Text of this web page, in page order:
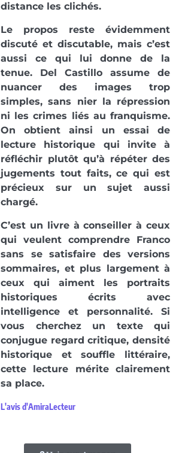
distance les clichés.
Le propos reste évidemment
discuté et discutable, mais c’est
aussi ce qui lui donne de la
tenue. Del Castillo assume de
nuancer des images trop
simples, sans nier la répression
ni les crimes liés au franquisme.
On obtient ainsi un essai de
lecture historique qui invite à
réfléchir plutôt qu’à répéter des
jugements tout faits, ce qui est
précieux sur un sujet aussi
chargé.
C’est un livre à conseiller à ceux
qui veulent comprendre Franco
sans se satisfaire des versions
sommaires, et plus largement à
ceux qui aiment les portraits
historiques écrits avec
intelligence et personnalité. Si
vous cherchez un texte qui
conjugue regard critique, densité
historique et souffle littéraire,
cette lecture mérite clairement
sa place.
L'avis d'AmiraLecteur